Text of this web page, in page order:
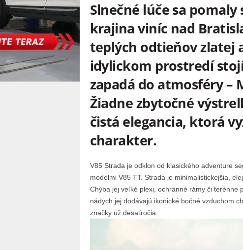
Slnečné lúče sa
krajina viníc nad
teplých odtieňov zlatej
idylickom prostredí
zapadá do atmosféry –
Žiadne zbytočné
čistá elegancia, ktorá
charakter.
V85 Strada je odklon od klasického adventure
modelmi V85 TT. Strada je minimalistickejšia,
Chýba jej veľké plexi, ochranné rámy či terénne
nádych jej dodávajú ikonické bočné vzduchom
značky už desaťročia.